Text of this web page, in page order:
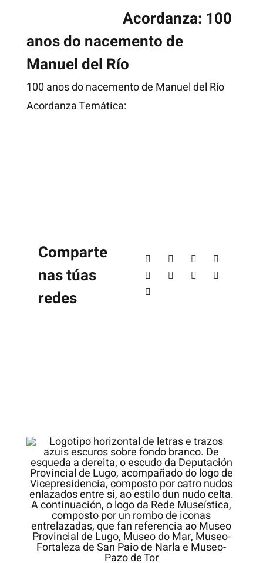
Acordanza: 100
anos do nacemento de
Manuel del Río
100 anos do nacemento de Manuel del Río
Acordanza Temática:
Comparte
nas túas
redes